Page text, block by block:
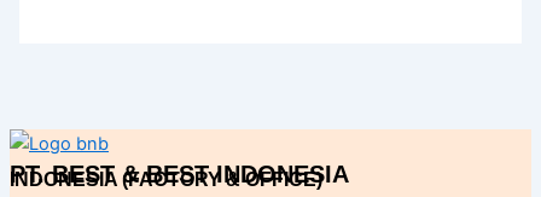
PT. BEST & BEST INDONESIA
INDONESIA (FACTORY & OFFICE)